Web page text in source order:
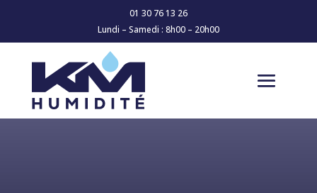
01 30 76 13 26
Lundi – Samedi : 8h00 – 20h00